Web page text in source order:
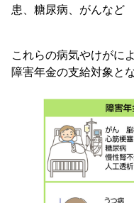
患、糖尿病、がんなど
これらの病気やけがに
障害年金の支給対象と